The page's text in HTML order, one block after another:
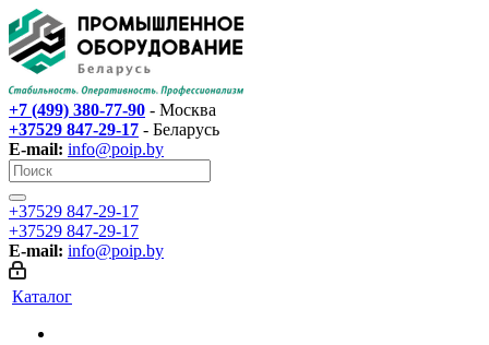
+7 (499) 380-77-90 - Москва
+37529 847-29-17‬ - Беларусь
E-mail: info@poip.by
+37529 847-29-17‬
+37529 847-29-17‬
E-mail: info@poip.by
Каталог